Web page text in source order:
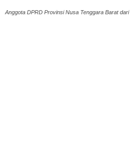
Anggota DPRD Provinsi Nusa Tenggara Barat